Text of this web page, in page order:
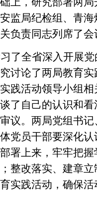
监局纪检组、青
负责同志列席了会
了全省深入开展
讨论了两局教育
践活动领导小组
了自己的认识和
议。两局党组书
党员干部要深化
署上来，牢牢把
整改落实、建章立
实践活动，确保